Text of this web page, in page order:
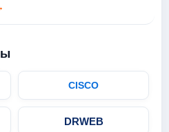
CISCO
DRWEB